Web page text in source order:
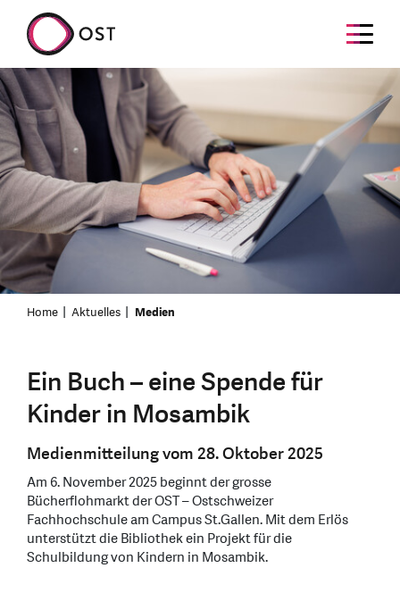
Home Aktuelles Medien
Ein Buch – eine Spende für
Kinder in Mosambik
Medienmitteilung vom 28. Oktober 2025
Am 6. November 2025 beginnt der grosse
Bücherflohmarkt der OST – Ostschweizer
Fachhochschule am Campus St.Gallen. Mit dem Erlös
unterstützt die Bibliothek ein Projekt für die
Schulbildung von Kindern in Mosambik.